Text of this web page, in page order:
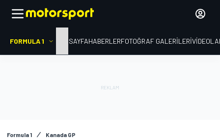
FORMULA 1 ANA SAYFAHABERLERFOTOĞRAF GALERILERI
Formula 1 Kanada GP